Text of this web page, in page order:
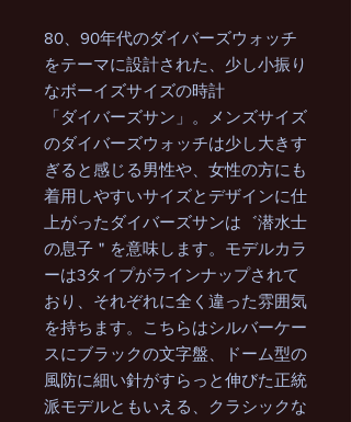
80、90年代のダイバーズウォッチ
をテーマに設計された、少し小振り
なボーイズサイズの時計
「ダイバーズサン」。メンズサイズ
のダイバーズウォッチは少し大きす
ぎると感じる男性や、女性の方にも
着用しやすいサイズとデザインに仕
上がったダイバーズサンは゛潜水士
の息子＂を意味します。モデルカラ
ーは3タイプがラインナップされて
おり、それぞれに全く違った雰囲気
を持ちます。こちらはシルバーケー
スにブラックの文字盤、ドーム型の
風防に細い針がすらっと伸びた正統
派モデルともいえる、クラシックな